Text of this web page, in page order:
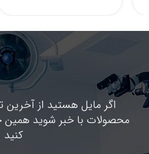
اگر مایل هستید از
محصولات با خبر شوید همین
کنید